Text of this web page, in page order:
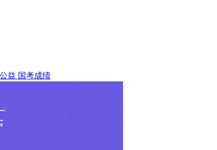
益 国考成绩